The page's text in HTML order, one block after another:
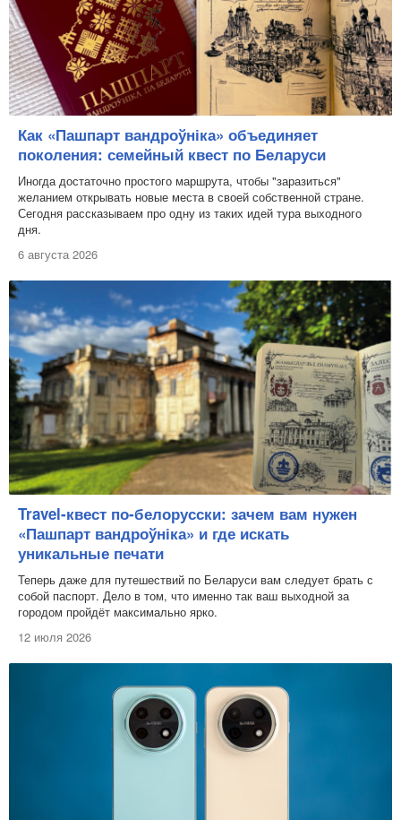
Как «Пашпарт вандроўніка» объединяет
поколения: семейный квест по Беларуси
Иногда достаточно простого маршрута, чтобы "заразиться"
желанием открывать новые места в своей собственной стране.
Сегодня рассказываем про одну из таких идей тура выходного
дня.
6 августа 2026
Travel-квест по-белорусски: зачем вам нужен
«Пашпарт вандроўніка» и где искать
уникальные печати
Теперь даже для путешествий по Беларуси вам следует брать с
собой паспорт. Дело в том, что именно так ваш выходной за
городом пройдёт максимально ярко.
12 июля 2026